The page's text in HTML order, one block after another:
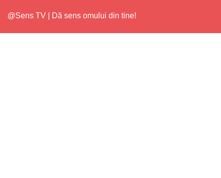
@Sens TV | Dă sens omului din tine!